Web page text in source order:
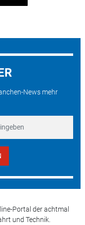
News mehr
Portal der achtmal
und Technik.